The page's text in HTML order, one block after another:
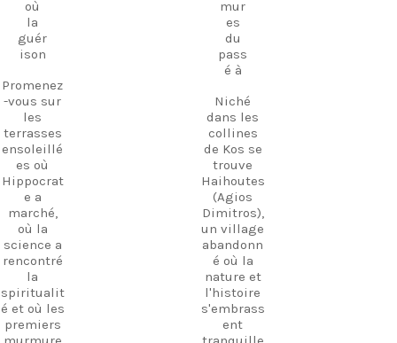
chargé
d'histoire.
De
nombreux
musique
grecque
jouée en
direct
emplit
l'air,
créant
une
atmosphè
re
magique
que l'on
ne
retrouve
nulle part
ailleurs à
à couper
le souffle
et vivre
des
expérienc
es
inoubliabl
es à
travers
l'île de
Kos.
Découvrez
Kos. Vivez
davantag
e
d'expérien
ces. Créez
des
souvenirs.
où
la
guér
ison
Promenez
-vous sur
les
terrasses
ensoleillé
es où
Hippocrat
e a
marché,
où la
science a
rencontré
la
spiritualit
é et où les
premiers
mur
es
du
pass
é à
Niché
dans les
collines
de Kos se
trouve
Haihoutes
(Agios
Dimitros),
un village
abandonn
é où la
nature et
l'histoire
s'embrass
ent